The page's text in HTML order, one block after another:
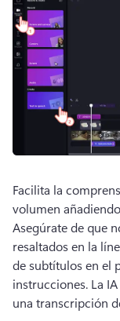
Facilita la
volumen añadiendo
Asegúrate de que
resaltados en la
de subtítulos en el
instrucciones. La
una transcripción